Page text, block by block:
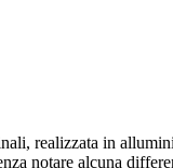
realizzata in
notare alcuna